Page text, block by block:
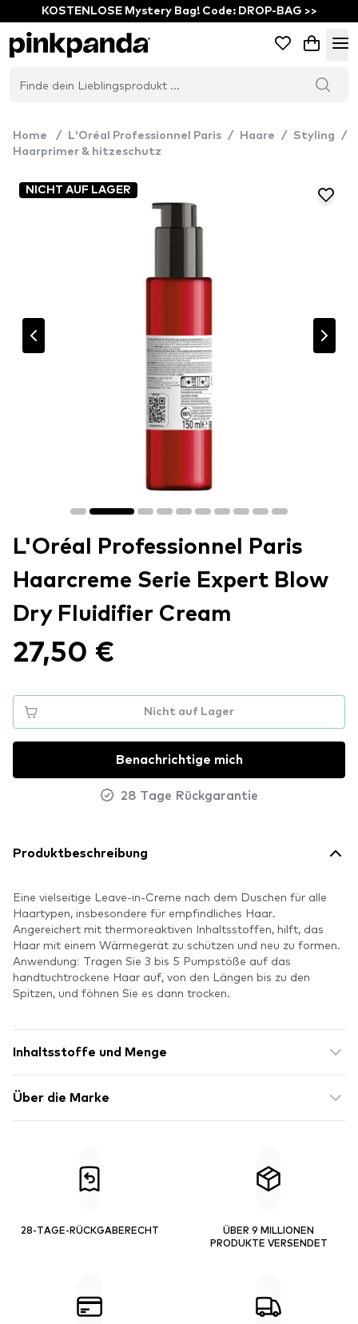
KOSTENLOSE Mystery Bag! Code: DROP-BAG >>
Home / L'Oréal Professionnel Paris / Haare / Styling
/
Haarprimer & hitzeschutz
NICHT AUF LAGER
L'Oréal Professionnel Paris
Haarcreme Serie Expert Blow
Dry Fluidifier Cream
27,50 €
Nicht auf Lager
Benachrichtige mich
28 Tage Rückgarantie
Produktbeschreibung
Eine vielseitige Leave-in-Creme nach dem Duschen für alle
Haartypen, insbesondere für empfindliches Haar.
Angereichert mit thermoreaktiven Inhaltsstoffen, hilft, das
Haar mit einem Wärmegerät zu schützen und neu zu formen.
Anwendung: Tragen Sie 3 bis 5 Pumpstöße auf das
handtuchtrockene Haar auf, von den Längen bis zu den
Spitzen, und föhnen Sie es dann trocken.
Inhaltsstoffe und Menge
Über die Marke
28-TAGE-RÜCKGABERECHT
ÜBER 9 MILLIONEN
PRODUKTE VERSENDET